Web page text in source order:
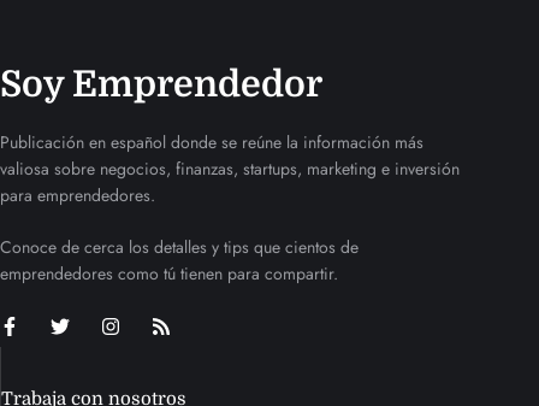
Soy Emprendedor
Publicación en español donde se reúne la información más
valiosa sobre negocios, finanzas, startups, marketing e inversión
para emprendedores.
Conoce de cerca los detalles y tips que cientos de
emprendedores como tú tienen para compartir.
Trabaja con nosotros